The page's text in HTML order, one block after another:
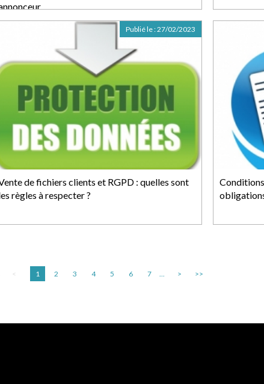
de fichiers clients et RGPD : quelles sont
règles à respecter ?
Publié le :27/02/2023
< 1 2 3 4 5 6 7 ... > >>